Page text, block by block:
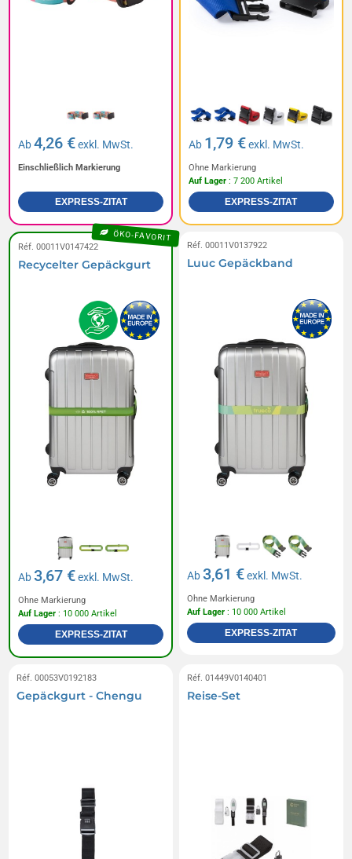
Ab4,26 €exkl. MwSt.
Einschließlich Markierung
EXPRESS-ZITAT
Ab 1,79 €exkl. MwSt.
Ohne Markierung
Auf Lager : 7 200 Artikel
EXPRESS-ZITAT
ÖKO-FAVORIT
Réf. 00011V0147422
Recycelter Gepäckgurt
Ab3,67 €exkl. MwSt.
Ohne Markierung
Auf Lager : 10 000 Artikel
EXPRESS-ZITAT
Réf. 00011V0137922
Luuc Gepäckband
Ab3,61 €exkl. MwSt.
Ohne Markierung
Auf Lager : 10 000 Artikel
EXPRESS-ZITAT
Réf. 00053V0192183
Gepäckgurt - Chengu
Réf. 01449V0140401
Reise-Set